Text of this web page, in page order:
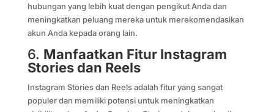
hubungan yang lebih kuat dengan pengikut Anda dan
meningkatkan peluang mereka untuk merekomendasikan
akun Anda kepada orang lain.
6. Manfaatkan Fitur Instagram
Stories dan Reels
Instagram Stories dan Reels adalah fitur yang sangat
populer dan memiliki potensi untuk meningkatkan